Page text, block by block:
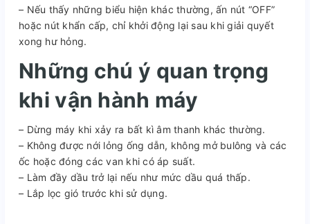
– Nếu thấy những biểu hiện khác thường, ấn nút “OFF”
hoặc nút khẩn cấp, chỉ khởi động lại sau khi giải quyết
xong hư hỏng.
Những chú ý quan trọng
khi vận hành máy
– Dừng máy khi xảy ra bất kì âm thanh khác thường.
– Không được nới lỏng ống dẫn, không mở bulông và các
ốc hoặc đóng các van khi có áp suất.
– Làm đầy dầu trở lại nếu như mức dầu quá thấp.
– Lắp lọc gió trước khi sử dụng.